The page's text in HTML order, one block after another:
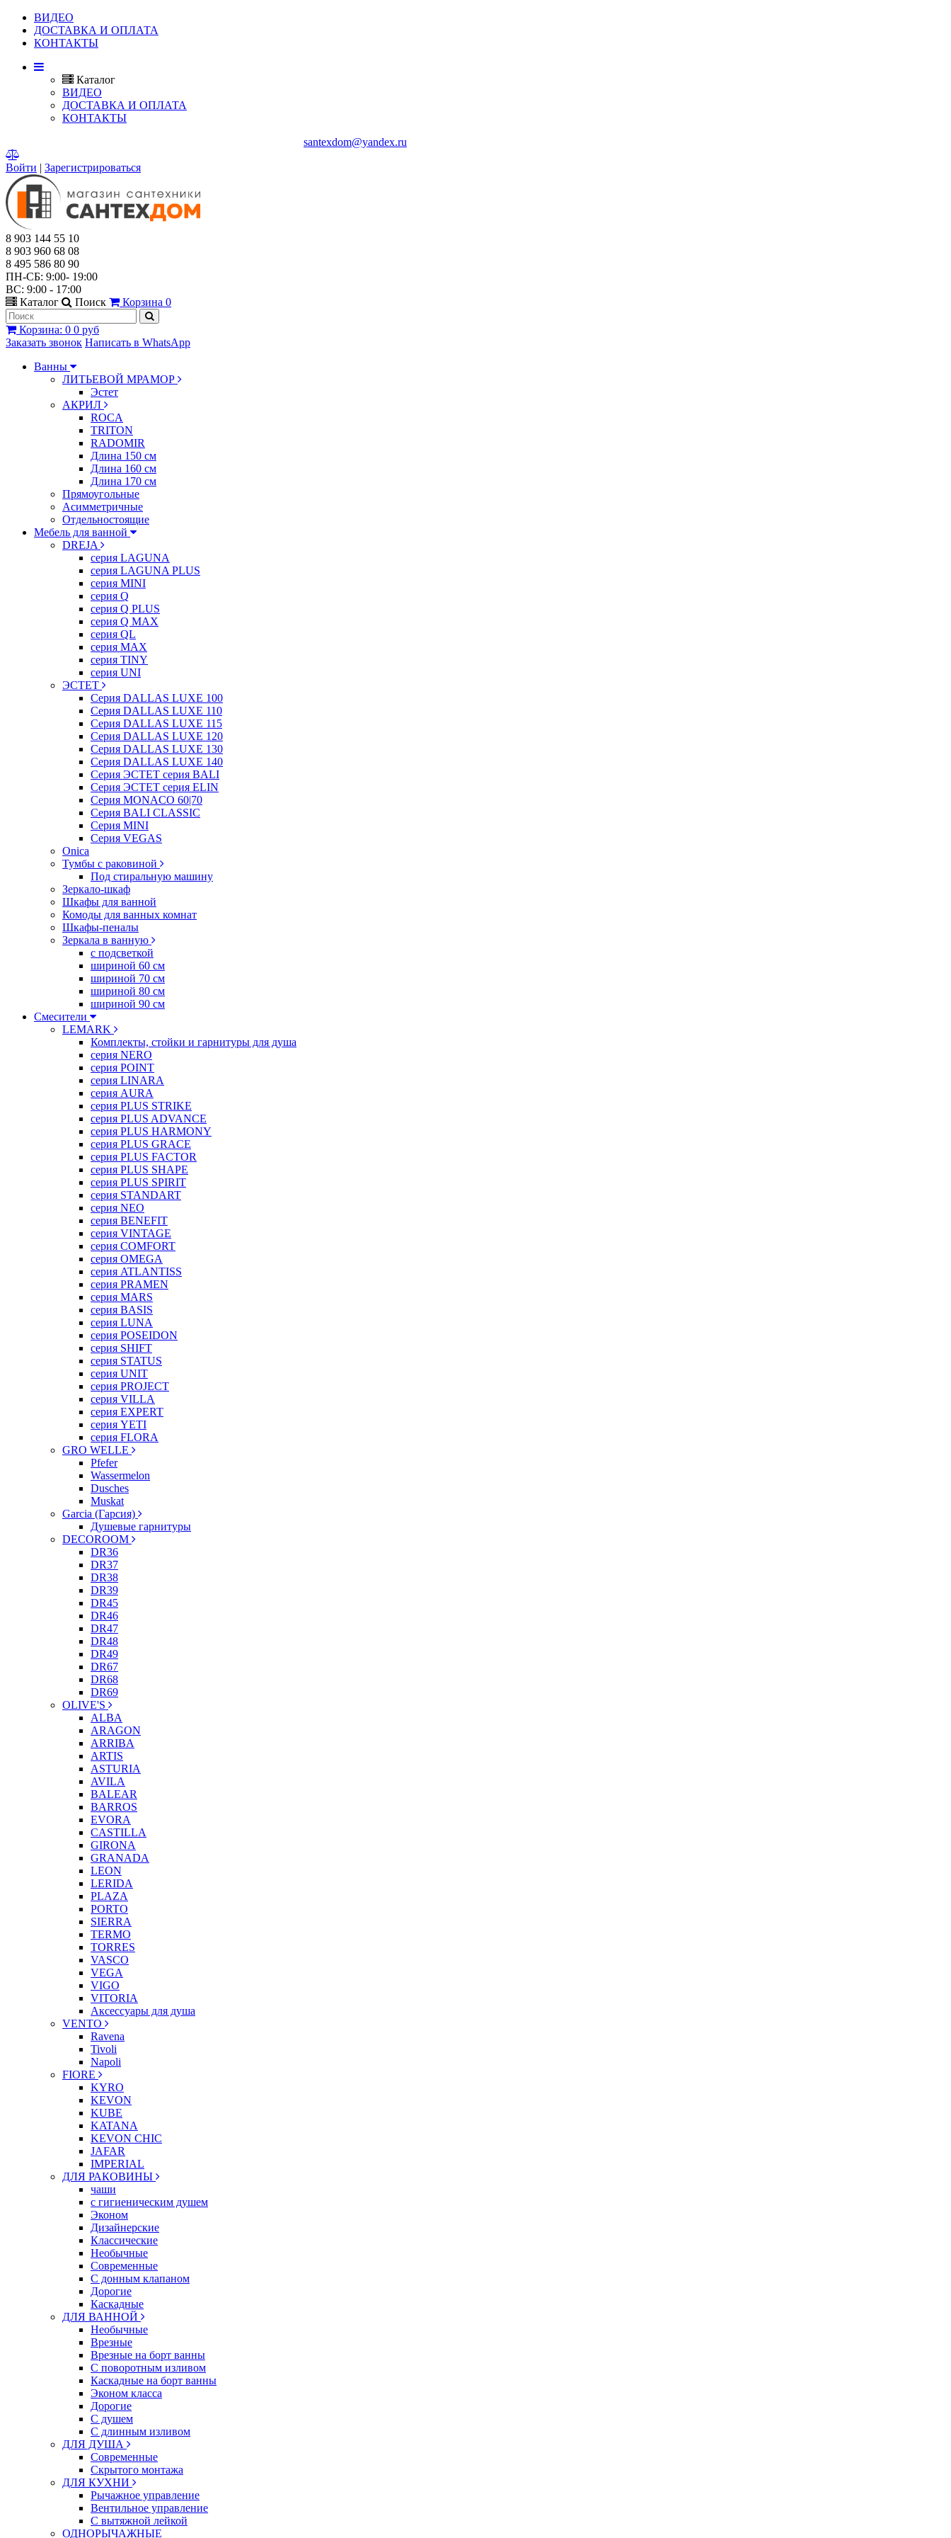
ВИДЕО
ДОСТАВКА И ОПЛАТА
КОНТАКТЫ
Каталог
ВИДЕО
ДОСТАВКА И ОПЛАТА
КОНТАКТЫ
santexdom@yandex.ru
Войти | Зарегистрироваться
8 903 144 55 10
8 903 960 68 08
8 495 586 80 90
ПН-СБ: 9:00- 19:00
ВС: 9:00 - 17:00
Каталог
Поиск Корзина 0
Корзина: 0 0 руб
Заказать звонок Написать в WhatsApp
Ванны
ЛИТЬЕВОЙ МРАМОР
Эстет
АКРИЛ
ROCA
TRITON
RADOMIR
Длина 150 см
Длина 160 см
Длина 170 см
Прямоугольные
Асимметричные
Отдельностоящие
Мебель для ванной
DREJA
серия LAGUNA
серия LAGUNA PLUS
серия MINI
серия Q
серия Q PLUS
серия Q MAX
серия QL
серия MAX
серия TINY
серия UNI
ЭСТЕТ
Серия DALLAS LUXE 100
Серия DALLAS LUXE 110
Серия DALLAS LUXE 115
Серия DALLAS LUXE 120
Серия DALLAS LUXE 130
Серия DALLAS LUXE 140
Серия ЭСТЕТ серия BALI
Серия ЭСТЕТ серия ELIN
Серия MONACO 60|70
Серия BALI CLASSIC
Серия MINI
Серия VEGAS
Onica
Тумбы с раковиной
Под стиральную машину
Зеркало-шкаф
Шкафы для ванной
Комоды для ванных комнат
Шкафы-пеналы
Зеркала в ванную
с подсветкой
шириной 60 см
шириной 70 см
шириной 80 см
шириной 90 см
Смесители
LEMARK
Комплекты, стойки и гарнитуры для душа
серия NERO
серия POINT
серия LINARA
серия AURA
серия PLUS STRIKE
серия PLUS ADVANCE
серия PLUS HARMONY
серия PLUS GRACE
серия PLUS FACTOR
серия PLUS SHAPE
серия PLUS SPIRIT
серия STANDART
серия NEO
серия BENEFIT
серия VINTAGE
серия COMFORT
серия OMEGA
серия ATLANTISS
серия PRAMEN
серия MARS
серия BASIS
серия LUNA
серия POSEIDON
серия SHIFT
серия STATUS
серия UNIT
серия PROJECT
серия VILLA
серия EXPERT
серия YETI
серия FLORA
GRO WELLE
Pfefer
Wassermelon
Dusсhes
Muskat
Garcia (Гарсия)
Душевые гарнитуры
DECOROOM
DR36
DR37
DR38
DR39
DR45
DR46
DR47
DR48
DR49
DR67
DR68
DR69
OLIVE'S
ALBA
ARAGON
ARRIBA
ARTIS
ASTURIA
AVILA
BALEAR
BARROS
EVORA
CASTILLA
GIRONA
GRANADA
LEON
LERIDA
PLAZA
PORTO
SIERRA
TERMO
TORRES
VASCO
VEGA
VIGO
VITORIA
Аксессуары для душа
VENTO
Ravena
Tivoli
Napoli
FIORE
KYRO
KEVON
KUBE
KATANA
KEVON CHIC
JAFAR
IMPERIAL
ДЛЯ РАКОВИНЫ
чаши
с гигиеническим душем
Эконом
Дизайнерские
Классические
Необычные
Современные
С донным клапаном
Дорогие
Каскадные
ДЛЯ ВАННОЙ
Необычные
Врезные
Врезные на борт ванны
С поворотным изливом
Каскадные на борт ванны
Эконом класса
Дорогие
С душем
C длинным изливом
ДЛЯ ДУША
Современные
Скрытого монтажа
ДЛЯ КУХНИ
Рычажное управление
Вентильное управление
С вытяжной лейкой
ОДНОРЫЧАЖНЫЕ